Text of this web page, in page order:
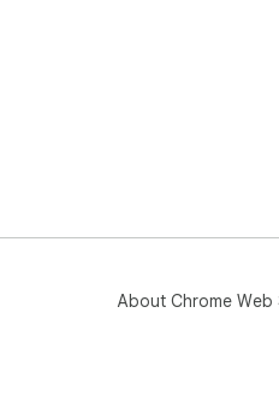
About Chrome Web